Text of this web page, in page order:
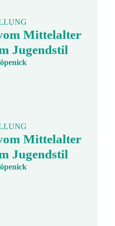
Mittelalter
Jugendstil
Mittelalter
Jugendstil